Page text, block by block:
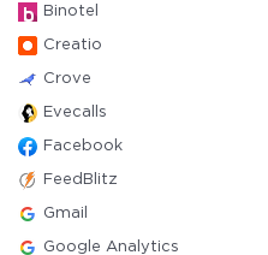
Binotel
Creatio
Crove
Evecalls
Facebook
FeedBlitz
Gmail
Google Analytics